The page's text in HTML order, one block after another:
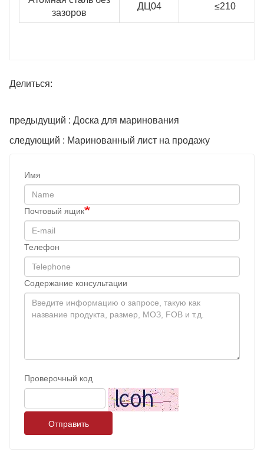
зазоров
ДЦ04 ≤210
Делиться:
предыдущий : Доска для маринования
следующий : Маринованный лист на продажу
Имя
Почтовый ящик
Телефон
Содержание консультации
Проверочный код
Отправить